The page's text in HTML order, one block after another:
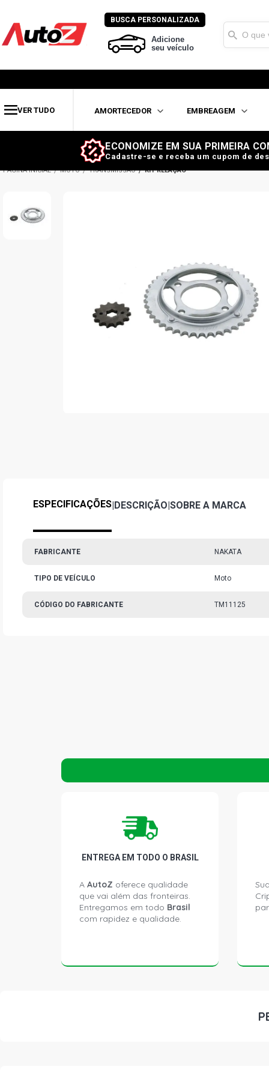
BUSCA PERSONALIZADA
Adicione
seu veículo
VER TUDO AMORTECEDOR EMBREAGEM
ECONOMIZE EM SUA PRIMEIRA
Cadastre-se e receba um cupom de
MOTO TRANSMISSÃO KIT RELAÇÃO
ESPECIFICAÇÕES|DESCRIÇÃO|SOBRE A MARCA
FABRICANTE NAKATA
TIPO DE VEÍCULO Moto
CÓDIGO DO FABRICANTE TM11125
ENTREGA EM TODO O BRASIL
A AutoZ oferece qualidade
que vai além das fronteiras.
Entregamos em todo Brasil
com rapidez e qualidade.